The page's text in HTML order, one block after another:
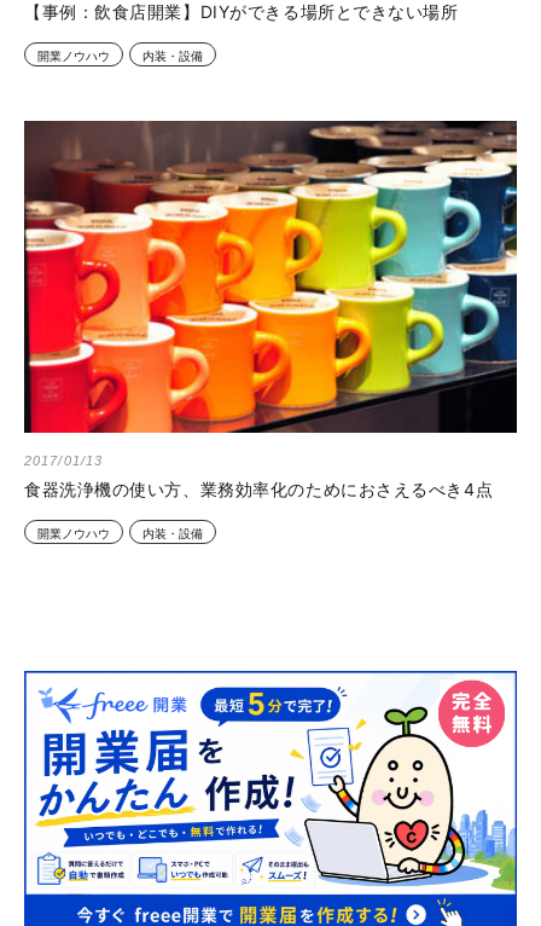
【事例：飲食店開業】DIYができる場所とできない場所
開業ノウハウ 内装・設備
2017/01/13
食器洗浄機の使い方、業務効率化のためにおさえるべき4点
開業ノウハウ 内装・設備